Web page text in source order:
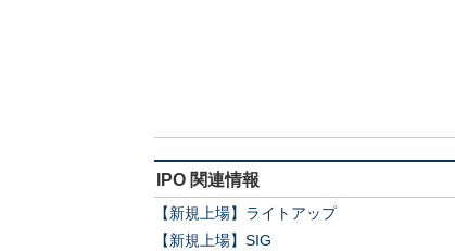
IPO 関連情報
【新規上場】ライトアップ
【新規上場】SIG